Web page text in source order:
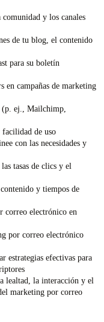
y los canales
de tu blog, el contenido
para su boletín
en campañas de marketing
(p. ej., Mailchimp,
de uso
con las necesidades y
tasas de clics y el
y tiempos de
correo electrónico en
por correo electrónico
estrategias efectivas para
lealtad, la interacción y el
marketing por correo